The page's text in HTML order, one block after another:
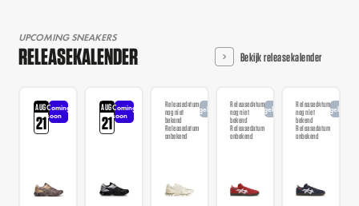
UPCOMING SNEAKERS
RELEASEKALENDER Bekijk releasekalender
AUG
21
Coming
soon
AUG
21
Coming
soon
Releasedatum
nog niet
bekend
Releasedatum
onbekend
AangekondigdReleasedatum
nog niet
bekend
Releasedatum
onbekend
AangekondigdReleasedatum
nog niet
bekend
Releasedatum
onbekend